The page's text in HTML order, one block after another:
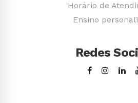
Horário de
Ensino
Redes